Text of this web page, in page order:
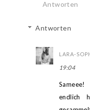
Antworten
Antworten
LARA-
19:04
endlich